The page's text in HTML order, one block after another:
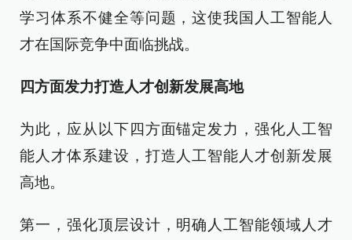
学习体系不健全等问题，这使我国人工智能人
才在国际竞争中面临挑战。
四方面发力打造人才创新发展高地
为此，应从以下四方面锚定发力，强化人工智
能人才体系建设，打造人工智能人才创新发展
高地。
第一，强化顶层设计，明确人工智能领域人才